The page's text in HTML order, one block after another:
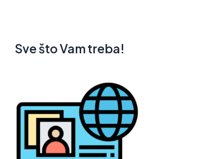
Sve što Vam treba!